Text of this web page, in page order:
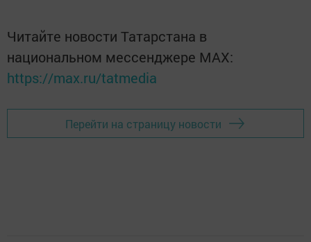
Читайте новости Татарстана в
национальном мессенджере MАХ:
https://max.ru/tatmedia
Перейти на страницу новости